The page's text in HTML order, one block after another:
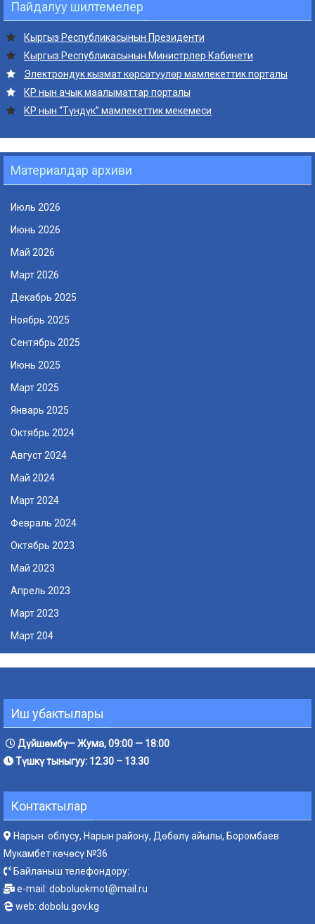
Пайдалуу шилтемелер
Кыргыз Республикасынын Президенти
Кыргыз Республикасынын Министрлер Кабинети
Электрондук кызмат көрсөтүүлөр мамлекеттик порталы
КР нын ачык маалыматтар порталы
КР нын “Түндүк” мамлекеттик мекемеси
Материалдар архиви
Июль 2026
Июнь 2026
Май 2026
Март 2026
Декабрь 2025
Ноябрь 2025
Сентябрь 2025
Июнь 2025
Март 2025
Январь 2025
Октябрь 2024
Август 2024
Май 2024
Март 2024
Февраль 2024
Октябрь 2023
Май 2023
Апрель 2023
Март 2023
Март 204
Иш убактылары
Дүйшөмбү— Жума, 09:00 — 18:00
Түшкү тыныгуу: 12.30 – 13.30
Контактылар
Нарын облусу, Нарын району, Дөбөлү айылы, Боромбаев
Мукамбет көчөсү №36
Байланыш телефондору:
e-mail: doboluokmot@mail.ru
web: dobolu.gov.kg